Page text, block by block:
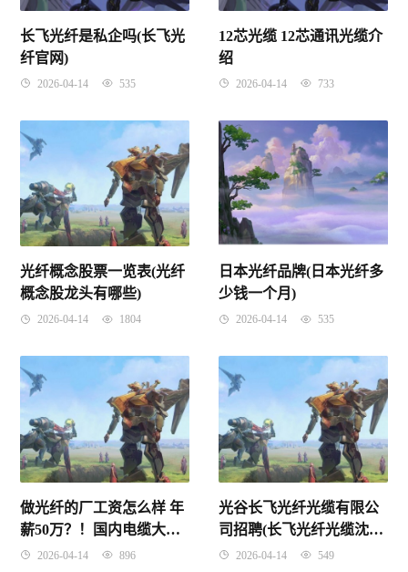
长飞光纤是私企吗(长飞光
纤官网)
2026-04-14 535
12芯光缆 12芯通讯光缆介
绍
2026-04-14 733
光纤概念股票一览表(光纤
概念股龙头有哪些)
2026-04-14 1804
日本光纤品牌(日本光纤多
少钱一个月)
2026-04-14 535
做光纤的厂工资怎么样 年
薪50万？！国内电缆大厂
工资薪酬大曝光
2026-04-14 896
光谷长飞光纤光缆有限公
司招聘(长飞光纤光缆沈阳
有限公司)
2026-04-14 549